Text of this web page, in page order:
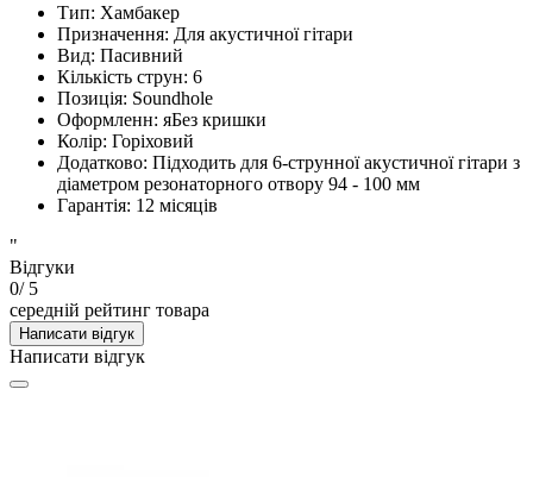
Тип: Хамбакер
Призначення: Для акустичної гітари
Вид: Пасивний
Кількість струн: 6
Позиція: Soundhole
Оформленн: яБез кришки
Колір: Горіховий
Додатково: Підходить для 6-струнної акустичної гітари з
діаметром резонаторного отвору 94 - 100 мм
Гарантія: 12 місяців
"
Відгуки
0/ 5
середній рейтинг товара
Написати відгук
Написати відгук